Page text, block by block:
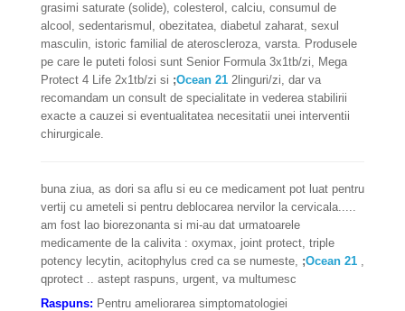
grasimi saturate (solide), colesterol, calciu, consumul de
alcool, sedentarismul, obezitatea, diabetul zaharat, sexul
masculin, istoric familial de ateroscleroza, varsta. Produsele
pe care le puteti folosi sunt Senior Formula 3x1tb/zi, Mega
Protect 4 Life 2x1tb/zi si ;Ocean 21 2linguri/zi, dar va
recomandam un consult de specialitate in vederea stabilirii
exacte a cauzei si eventualitatea necesitatii unei interventii
chirurgicale.
buna ziua, as dori sa aflu si eu ce medicament pot luat pentru
vertij cu ameteli si pentru deblocarea nervilor la cervicala.....
am fost lao biorezonanta si mi-au dat urmatoarele
medicamente de la calivita : oxymax, joint protect, triple
potency lecytin, acitophylus cred ca se numeste, ;Ocean 21 ,
qprotect .. astept raspuns, urgent, va multumesc
Raspuns: Pentru ameliorarea simptomatologiei